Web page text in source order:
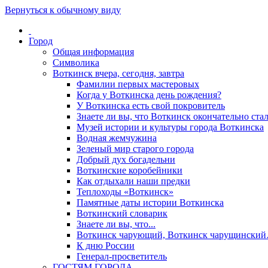
Вернуться к обычному виду
Город
Общая информация
Символика
Воткинск вчера, сегодня, завтра
Фамилии первых мастеровых
Когда у Воткинска день рождения?
У Воткинска есть свой покровитель
Знаете ли вы, что Воткинск окончательно
Музей истории и культуры города Воткинска
Водная жемчужина
Зеленый мир старого города
Добрый дух богадельни
Воткинские коробейники
Как отдыхали наши предки
Теплоходы «Воткинск»
Памятные даты истории Воткинска
Воткинский словарик
Знаете ли вы, что...
Воткинск чарующий, Воткинск
К дню России
Генерал-просветитель